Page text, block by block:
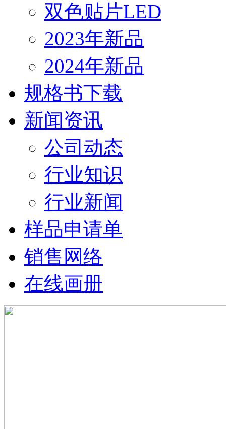
双色贴片LED
2023年新品
2024年新品
规格书下载
新闻资讯
公司动态
行业知识
行业新闻
样品申请单
销售网络
在线画册